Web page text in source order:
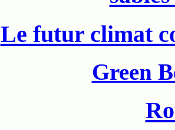
Le futur climat
Green